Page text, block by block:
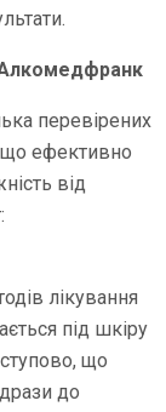
Алкомедфранк
перевірених
що ефективно
від
лікування
під шкіру
що
до